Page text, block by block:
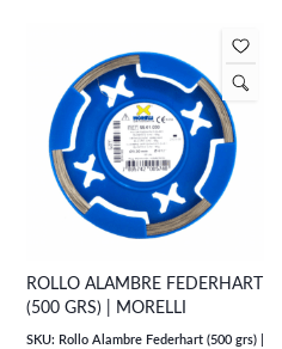
ROLLO ALAMBRE FEDERHART
(500 GRS) | MORELLI
SKU: Rollo Alambre Federhart (500 grs) |